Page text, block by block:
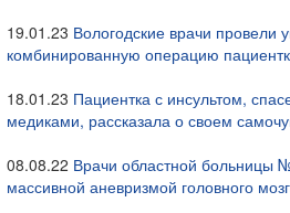
19.01.23 Вологодские врачи провели
комбинированную операцию
18.01.23 Пациентка с инсультом,
медиками, рассказала о своем
08.08.22 Врачи областной больницы
массивной аневризмой головного